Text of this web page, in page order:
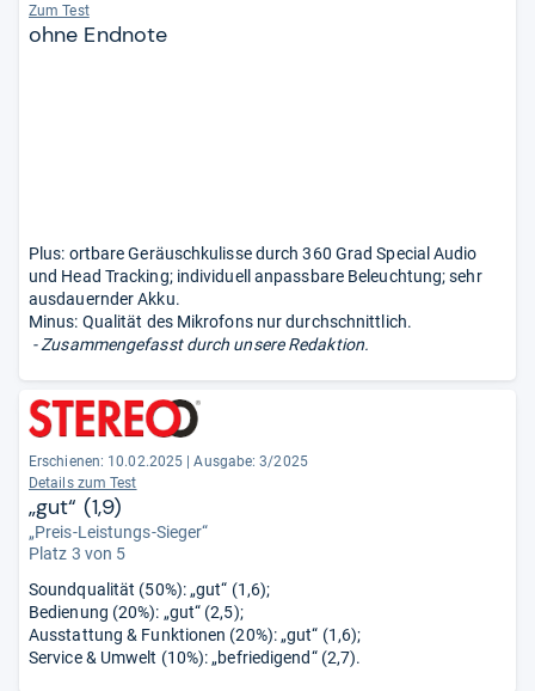
Zum Test
ohne Endnote
Plus: ortbare Geräuschkulisse durch 360 Grad Special Audio
und Head Tracking; individuell anpassbare Beleuchtung; sehr
ausdauernder Akku.
Minus: Qualität des Mikrofons nur durchschnittlich.
- Zusammengefasst durch unsere Redaktion.
Erschienen: 10.02.2025
Ausgabe: 3/2025
Details zum Test
„gut“ (1,9)
„Preis-Leistungs-Sieger“
Platz 3 von 5
Soundqualität (50%): „gut“ (1,6);
Bedienung (20%): „gut“ (2,5);
Ausstattung & Funktionen (20%): „gut“ (1,6);
Service & Umwelt (10%): „befriedigend“ (2,7).